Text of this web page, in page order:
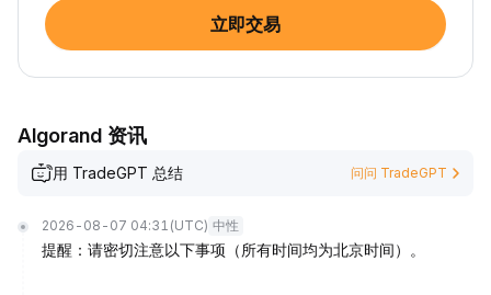
立即交易
Algorand 资讯
用 TradeGPT 总结 问问 TradeGPT
2026-08-07 04:31 (UTC) 中性
提醒：请密切注意以下事项（所有时间均为北京时间）。